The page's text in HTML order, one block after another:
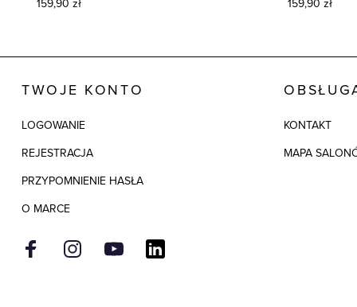
TWOJE KONTO
LOGOWANIE
REJESTRACJA
PRZYPOMNIENIE HASŁA
O MARCE
KONTAKT
MAPA